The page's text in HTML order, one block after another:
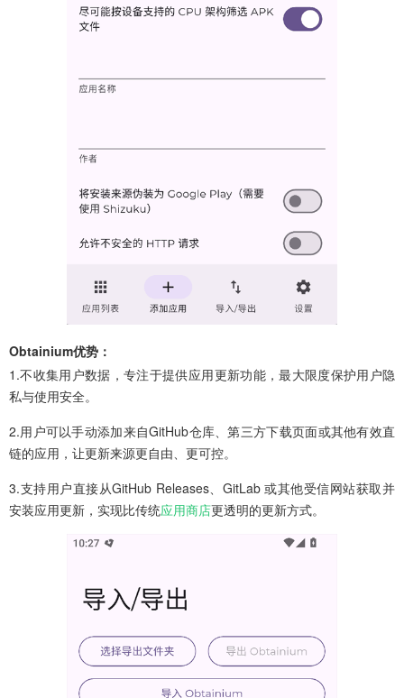
Obtainium优势：
1.不收集用户数据，专注于提供应用更新功能，最大限度保护用户隐
私与使用安全。
2.用户可以手动添加来自GitHub仓库、第三方下载页面或其他有效直
链的应用，让更新来源更自由、更可控。
3.支持用户直接从GitHub Releases、GitLab 或其他受信网站获取并
安装应用更新，实现比传统应用商店更透明的更新方式。